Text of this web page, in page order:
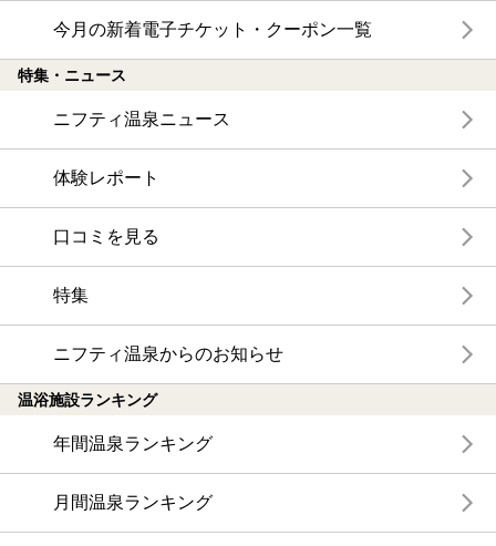
今月の新着電子チケット・クーポン一覧
特集・ニュース
ニフティ温泉ニュース
体験レポート
口コミを見る
特集
ニフティ温泉からのお知らせ
温浴施設ランキング
年間温泉ランキング
月間温泉ランキング